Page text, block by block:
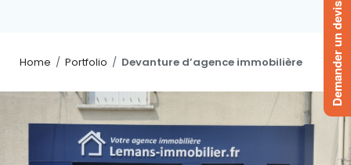
Home / Portfolio / Devanture d’agence immobilière Demander un devis